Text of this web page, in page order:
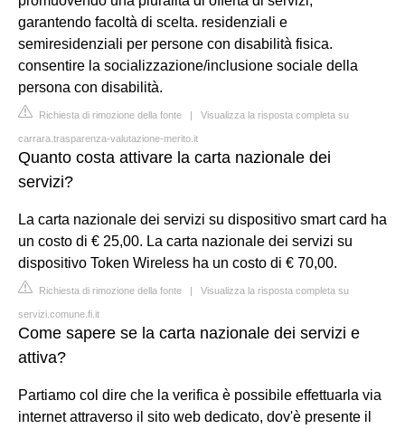
garantendo facoltà di scelta. residenziali e
semiresidenziali per persone con disabilità fisica.
consentire la socializzazione/inclusione sociale della
persona con disabilità.
Richiesta di rimozione della fonte | Visualizza la risposta completa su
carrara.trasparenza-valutazione-merito.it
Quanto costa attivare la carta nazionale dei
servizi?
La carta nazionale dei servizi su dispositivo smart card ha
un costo di € 25,00. La carta nazionale dei servizi su
dispositivo Token Wireless ha un costo di € 70,00.
Richiesta di rimozione della fonte | Visualizza la risposta completa su
servizi.comune.fi.it
Come sapere se la carta nazionale dei servizi e
attiva?
Partiamo col dire che la verifica è possibile effettuarla via
internet attraverso il sito web dedicato, dov'è presente il